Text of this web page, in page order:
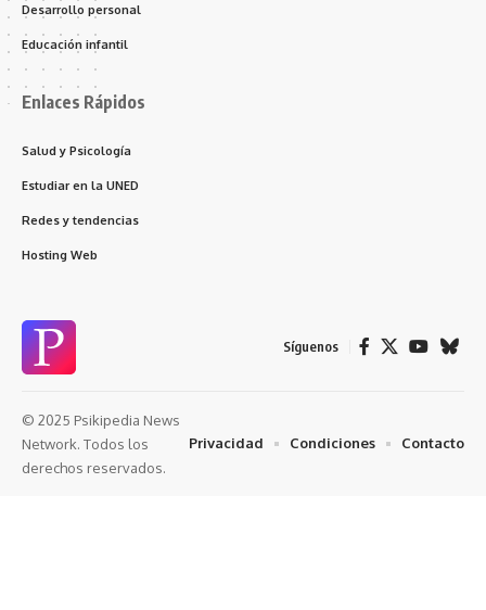
Desarrollo personal
Educación infantil
Enlaces Rápidos
Salud y Psicología
Estudiar en la UNED
Redes y tendencias
Hosting Web
Síguenos
© 2025 Psikipedia News
Network. Todos los
derechos reservados.
Privacidad Condiciones Contacto